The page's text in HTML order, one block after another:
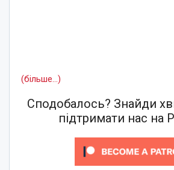
(більше…)
Сподобалось? Знайди
підтримати нас на